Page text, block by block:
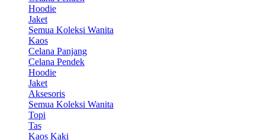
Hoodie
Jaket
Semua Koleksi Wanita
Kaos
Celana Panjang
Celana Pendek
Hoodie
Jaket
Aksesoris
Semua Koleksi Wanita
Topi
Tas
Kaos Kaki